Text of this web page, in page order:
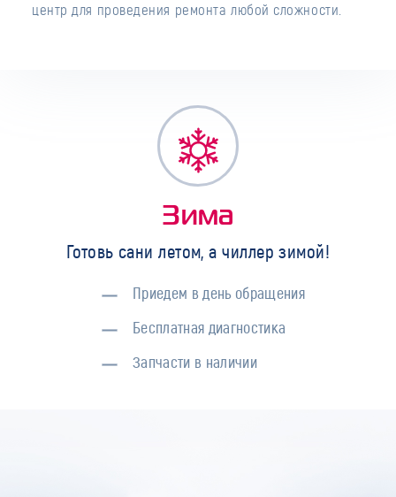
центр для проведения ремонта любой сложности.
Зима
Готовь сани летом, а чиллер зимой!
Приедем в день обращения
Бесплатная диагностика
Запчасти в наличии